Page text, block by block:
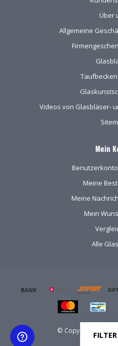
Über
Allgemeine
Videos von Glasbläser-
Mein
Meine
Meine
Mein
Alle
© Copyright 2026
FILTER